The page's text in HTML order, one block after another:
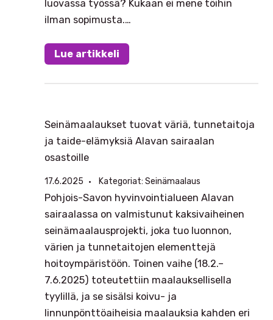
luovassa työssä? Kukaan ei mene töihin
ilman sopimusta.…
Lue artikkeli
Seinämaalaukset tuovat väriä, tunnetaitoja
ja taide-elämyksiä Alavan sairaalan
osastoille
17.6.2025 Kategoriat:Seinämaalaus
Pohjois-Savon hyvinvointialueen Alavan
sairaalassa on valmistunut kaksivaiheinen
seinämaalausprojekti, joka tuo luonnon,
värien ja tunnetaitojen elementtejä
hoitoympäristöön. Toinen vaihe (18.2.–
7.6.2025) toteutettiin maalauksellisella
tyylillä, ja se sisälsi koivu- ja
linnunpönttöaiheisia maalauksia kahden eri